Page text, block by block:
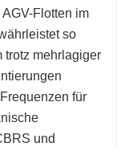
Flotten im
so
trotz mehrlagiger
für
und